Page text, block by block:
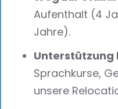
Aufenthalt (4
Jahre).
Unterstützung
Sprachkurse,
unsere